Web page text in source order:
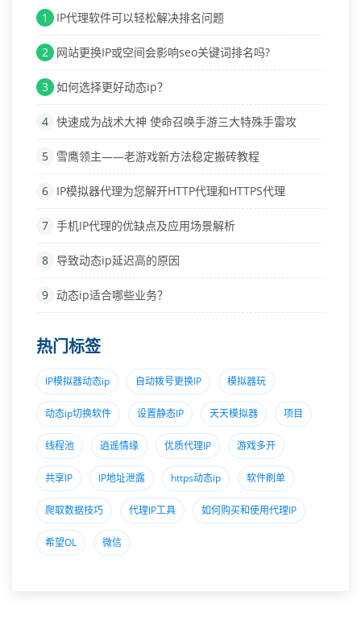
1 IP代理软件可以轻松解决排名问题
2 网站更换IP或空间会影响seo关键词排名吗?
3 如何选择更好动态ip？
4 快速成为战术大神 使命召唤手游三大特殊手雷攻
5 雪鹰领主——老游戏新方法稳定搬砖教程
6 IP模拟器代理为您解开HTTP代理和HTTPS代理
7 手机IP代理的优缺点及应用场景解析
8 导致动态ip延迟高的原因
9 动态ip适合哪些业务？
热门标签
IP模拟器动态ip 自动拨号更换IP 模拟器玩
动态ip切换软件 设置静态IP 天天模拟器 项目
线程池 逍遥情缘 优质代理IP 游戏多开
共享IP IP地址泄露 https动态ip 软件刷单
爬取数据技巧 代理lP工具 如何购买和使用代理IP
希望OL 微信